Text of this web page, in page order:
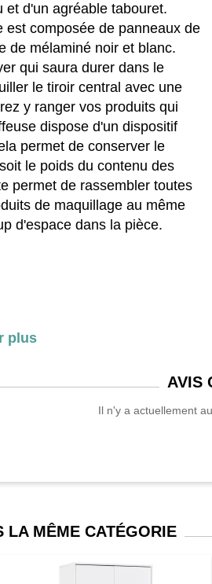
et d'un agréable tabouret.
est composée de panneaux de
de mélaminé noir et blanc.
qui saura durer dans le
le tiroir central avec une
y ranger vos produits qui
dispose d'un dispositif
permet de conserver le
le poids du contenu des
permet de rassembler toutes
de maquillage au même
d'espace dans la pièce.
tiroirs coulissants, 4 étagères,
maquiller et coiffer avec
(2 jeux de clé inclus),
dispositif arrière anti-
plus
AVIS
Il n'y a actuellement
LA MÊME CATÉGORIE